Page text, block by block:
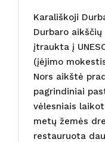
Karališkoji
Durbaro
įtraukta į
(įėjimo
Nors aikštė
pagrindiniai
vėlesniais
metų žemės
restauruota